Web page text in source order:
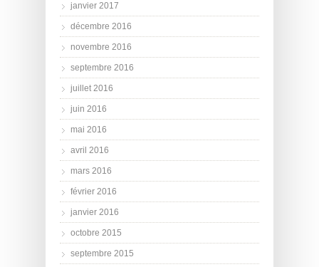
janvier 2017
décembre 2016
novembre 2016
septembre 2016
juillet 2016
juin 2016
mai 2016
avril 2016
mars 2016
février 2016
janvier 2016
octobre 2015
septembre 2015